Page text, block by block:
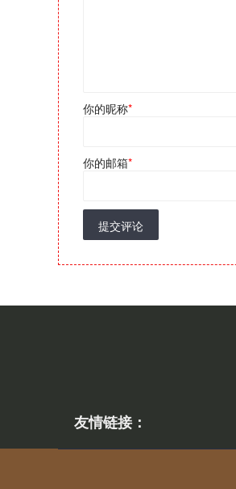
你的昵称*
你的邮箱*
提交评论
友情链接：